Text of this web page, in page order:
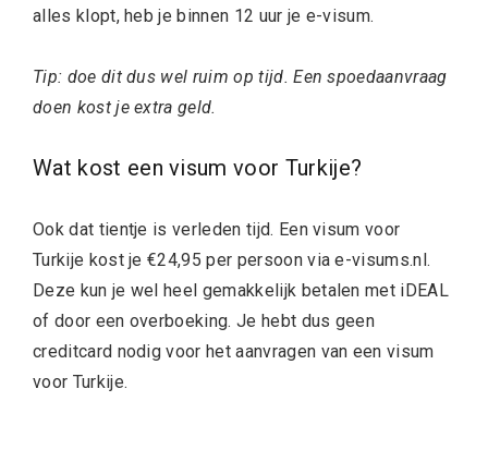
alles klopt, heb je binnen 12 uur je e-visum.
Tip: doe dit dus wel ruim op tijd. Een spoedaanvraag
doen kost je extra geld.
Wat kost een visum voor Turkije?
Ook dat tientje is verleden tijd. Een visum voor
Turkije kost je €24,95 per persoon via e-visums.nl.
Deze kun je wel heel gemakkelijk betalen met iDEAL
of door een overboeking. Je hebt dus geen
creditcard nodig voor het aanvragen van een visum
voor Turkije.